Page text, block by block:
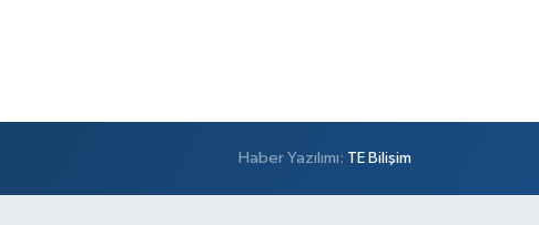
Haber Yazılımı: TE Bilişim